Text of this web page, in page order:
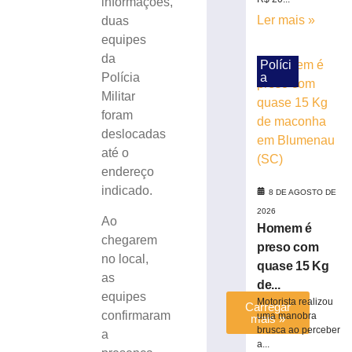
duas
equipes
da
Polícia
Militar
foram
deslocadas
até o
endereço
indicado.
Ao
chegarem
no local,
as
equipes
confirmaram
a
quase
maconha
Blumenau
Carregar
mais »
Ler mais »
Políci
a
8 DE AGOSTO DE
2026
Homem é
preso com
quase 15 Kg
de...
Motorista realizou
uma manobra
brusca ao perceber
a...